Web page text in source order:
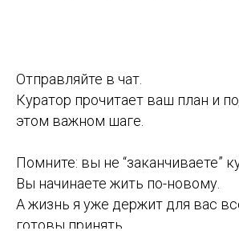
Отправляйте в чат.
Куратор прочитает ваш план и
этом важном шаге.
Помните: вы не “заканчиваете”
Вы начинаете жить по-новому.
А жизнь я уже держит для вас
готовы принять.